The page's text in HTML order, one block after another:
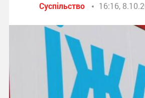
Суспільство 16:16,